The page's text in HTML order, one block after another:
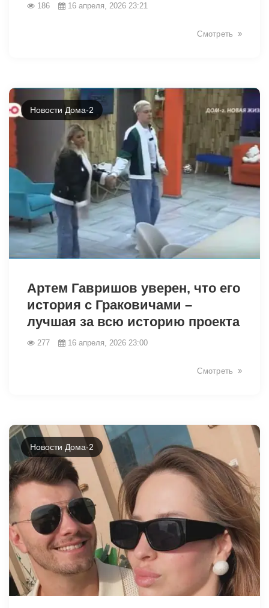
186 16 апреля, 2026 23:21
Смотреть
Новости Дома-2
Артем Гавришов уверен, что его
история с Граковичами –
лучшая за всю историю проекта
277 16 апреля, 2026 23:00
Смотреть
Новости Дома-2